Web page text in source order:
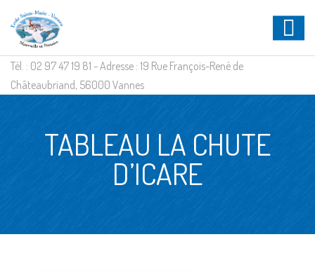
Tél. : 02 97 47 19 81 - Adresse : 19 Rue François-René de
Châteaubriand, 56000 Vannes
TABLEAU LA CHUTE
D’ICARE